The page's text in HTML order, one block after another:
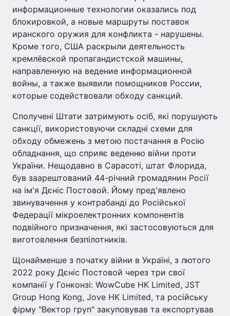
информационные технологии оказались под
блокировкой, а новые маршруты поставок
иранского оружия для конфликта - нарушены.
Кроме того, США раскрыли деятельность
кремлёвской пропагандистской машины,
направленную на ведение информационной
войны, а также выявили помощников России,
которые содействовали обходу санкций.
Сполучені Штати затримують осіб, які порушують
санкції, використовуючи складні схеми для
обходу обмежень з метою постачання в Росію
обладнання, що сприяє веденню війни проти
України. Нещодавно в Сарасоті, штат Флорида,
був заарештований 44-річний громадянин Росії
на ім'я Дєніс Постовой. Йому пред'явлено
звинувачення у контрабанді до Російської
Федерації мікроелектронних компонентів
подвійного призначення, які застосовуються для
виготовлення безпілотників.
Щонайменше з початку війни в Україні, з лютого
2022 року Дєніс Постовой через три свої
компанії у Гонконзі: WowCube HK Limited, JST
Group Hong Kong, Jove HK Limited, та російську
фірму "Вектор груп" закуповував та експортував